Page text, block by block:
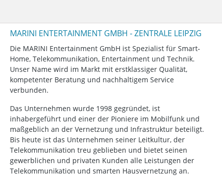
MARINI ENTERTAINMENT GMBH - ZENTRALE LEIPZIG
Die MARINI Entertainment GmbH ist Spezialist für Smart-
Home, Telekommunikation, Entertainment und Technik.
Unser Name wird im Markt mit erstklassiger Qualität,
kompetenter Beratung und nachhaltigem Service
verbunden.
Das Unternehmen wurde 1998 gegründet, ist
inhabergeführt und einer der Pioniere im Mobilfunk und
maßgeblich an der Vernetzung und Infrastruktur beteiligt.
Bis heute ist das Unternehmen seiner Leitkultur, der
Telekommunikation treu geblieben und bietet seinen
gewerblichen und privaten Kunden alle Leistungen der
Telekommunikation und smarten Hausvernetzung an.